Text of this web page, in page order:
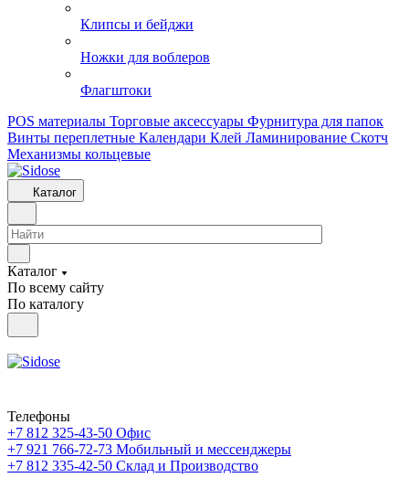
Клипсы и бeйджи
Ножки для воблеров
Флагштоки
POS материалы Торговые аксессуары Фурнитура для папок
Винты переплетные Календари Клей Ламинирование Скотч
Механизмы кольцевые
Каталог
Каталог
По всему сайту
По каталогу
Телефоны
+7 812 325-43-50 Офис
+7 921 766-72-73 Мобильный и мессенджеры
+7 812 335-42-50 Склад и Производство